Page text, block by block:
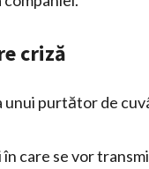
criză
unui purtător de
în care se vor